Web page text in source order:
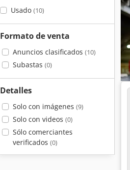
Usado (10)
Formato de venta
Anuncios clasificados (10)
Subastas (0)
Detalles
Solo con imágenes (9)
Solo con videos (0)
Sólo comerciantes
verificados (0)